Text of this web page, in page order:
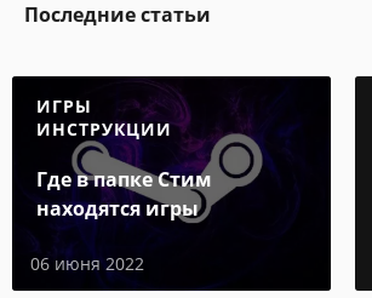
Последние статьи
ИГРЫ
ИНСТРУКЦИИ
Где в папке Стим
находятся игры
06 июня 2022